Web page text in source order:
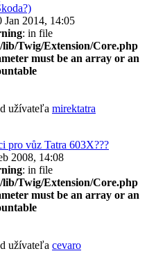
Jan 2014, 14:05
: in file
Twig/Extension/Core.php
must be an array or an
užívateľa mirektatra
pro vůz Tatra 603X???
2008, 14:08
: in file
Twig/Extension/Core.php
must be an array or an
užívateľa cevaro